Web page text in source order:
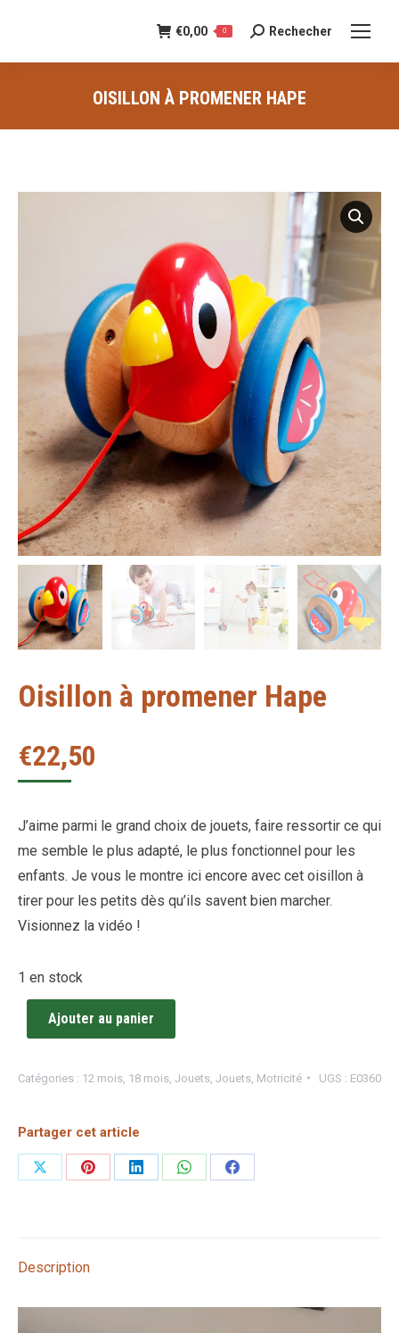
€0,00 0
Recherche
:
Rechecher
OISILLON À PROMENER HAPE
Oisillon à promener Hape
€22,50
J’aime parmi le grand choix de jouets, faire ressortir ce qui
me semble le plus adapté, le plus fonctionnel pour les
enfants. Je vous le montre ici encore avec cet oisillon à
tirer pour les petits dès qu’ils savent bien marcher.
Visionnez la vidéo !
1 en stock
Ajouter au panier
Catégories : 12 mois 18 mois Jouets Jouets Motricité UGS : E0360
Partager cet article
PartagerPartagerPartagerPartagerPartager
Description